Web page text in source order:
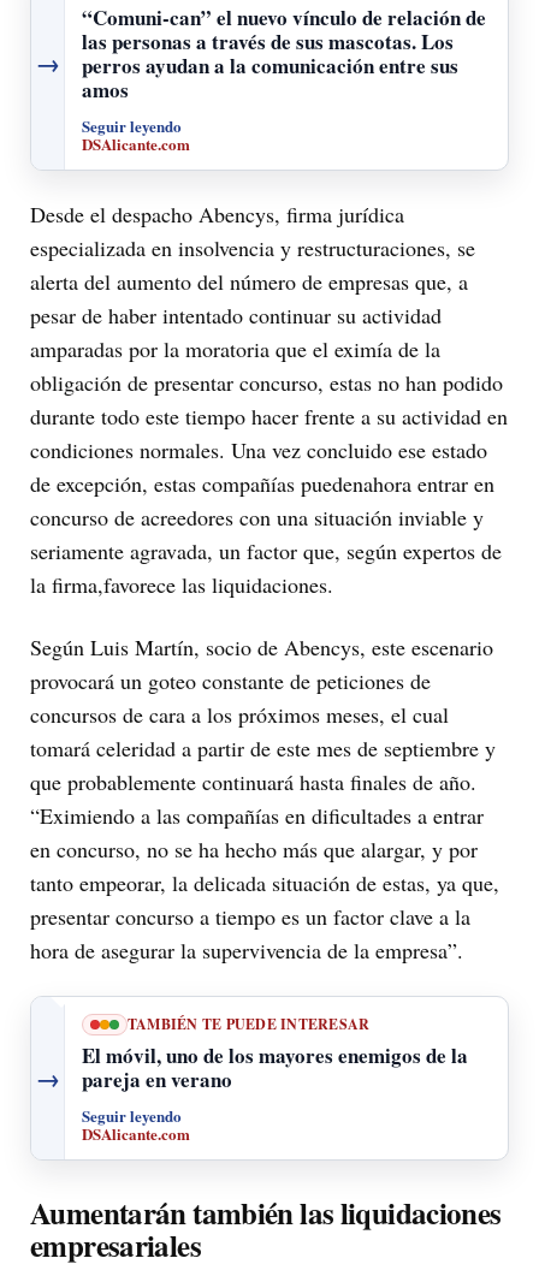
→
“Comuni-can” el nuevo vínculo de relación de
las personas a través de sus mascotas. Los
perros ayudan a la comunicación entre sus
amos
Seguir leyendo
DSAlicante.com
Desde el despacho Abencys, firma jurídica
especializada en insolvencia y restructuraciones, se
alerta del aumento del número de empresas que, a
pesar de haber intentado continuar su actividad
amparadas por la moratoria que el eximía de la
obligación de presentar concurso, estas no han podido
durante todo este tiempo hacer frente a su actividad en
condiciones normales. Una vez concluido ese estado
de excepción, estas compañías puedenahora entrar en
concurso de acreedores con una situación inviable y
seriamente agravada, un factor que, según expertos de
la firma,favorece las liquidaciones.
Según Luis Martín, socio de Abencys, este escenario
provocará un goteo constante de peticiones de
concursos de cara a los próximos meses, el cual
tomará celeridad a partir de este mes de septiembre y
que probablemente continuará hasta finales de año.
“Eximiendo a las compañías en dificultades a entrar
en concurso, no se ha hecho más que alargar, y por
tanto empeorar, la delicada situación de estas, ya que,
presentar concurso a tiempo es un factor clave a la
hora de asegurar la supervivencia de la empresa”.
→
TAMBIÉN TE PUEDE INTERESAR
El móvil, uno de los mayores enemigos de la
pareja en verano
Seguir leyendo
DSAlicante.com
Aumentarán también las liquidaciones
empresariales